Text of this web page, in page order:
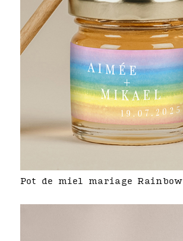
Pot de miel mariage Rainbow